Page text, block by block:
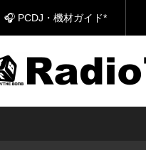
🎧 PCDJ・機材ガイド*